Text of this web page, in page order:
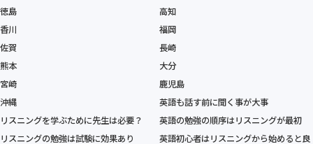
徳島
高知
香川
福岡
佐賀
長崎
熊本
大分
宮崎
鹿児島
沖縄
英語も話す前に聞く事が大事
リスニングを学ぶために先生は必要？
英語の勉強の順序はリスニングが最初
リスニングの勉強は試験に効果あり
英語初心者はリスニングから始めると良